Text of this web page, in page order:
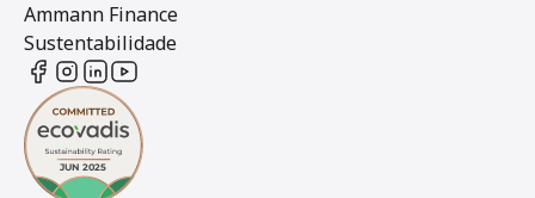
Ammann Finance
Sustentabilidade